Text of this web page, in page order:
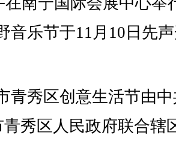
音乐节于11月10日先
青秀区创意生活节由
青秀区人民政府联合辖